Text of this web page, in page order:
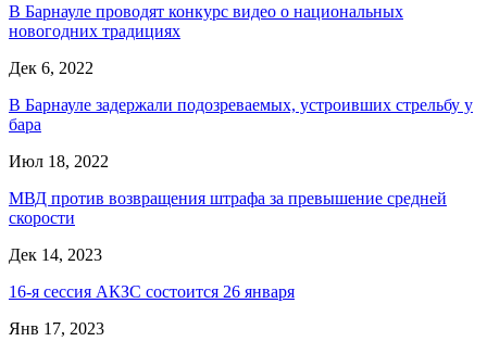
В Барнауле проводят конкурс видео о национальных
новогодних традициях
Дек 6, 2022
В Барнауле задержали подозреваемых, устроивших стрельбу у
бара
Июл 18, 2022
МВД против возвращения штрафа за превышение средней
скорости
Дек 14, 2023
16-я сессия АКЗС состоится 26 января
Янв 17, 2023